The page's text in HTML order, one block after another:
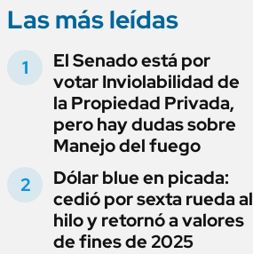
Las más leídas
El Senado está por
votar Inviolabilidad de
la Propiedad Privada,
pero hay dudas sobre
Manejo del fuego
Dólar blue en picada:
cedió por sexta rueda al
hilo y retornó a valores
de fines de 2025